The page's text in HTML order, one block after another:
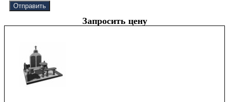
Отправить
Запросить цену